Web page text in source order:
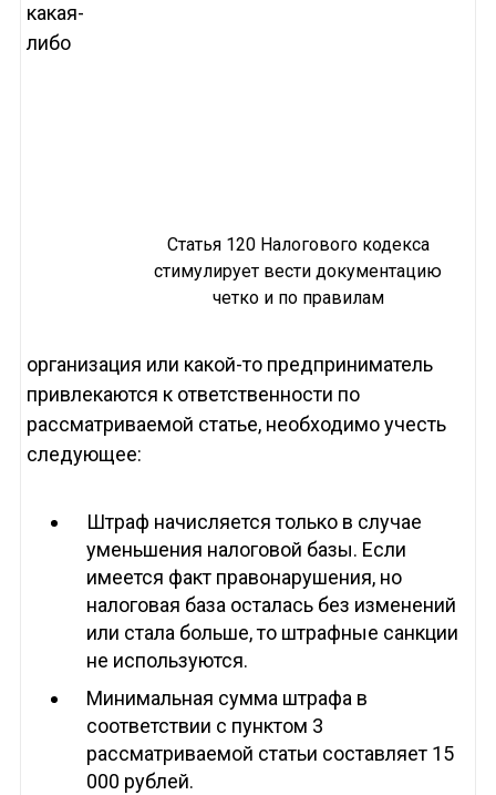
Статья 120 Налогового кодекса
стимулирует вести документацию
четко и по правилам
какая-
либо
организация или какой-то предприниматель
привлекаются к ответственности по
рассматриваемой статье, необходимо учесть
следующее:
Штраф начисляется только в случае
уменьшения налоговой базы. Если
имеется факт правонарушения, но
налоговая база осталась без изменений
или стала больше, то штрафные санкции
не используются.
Минимальная сумма штрафа в
соответствии с пунктом 3
рассматриваемой статьи составляет 15
000 рублей.